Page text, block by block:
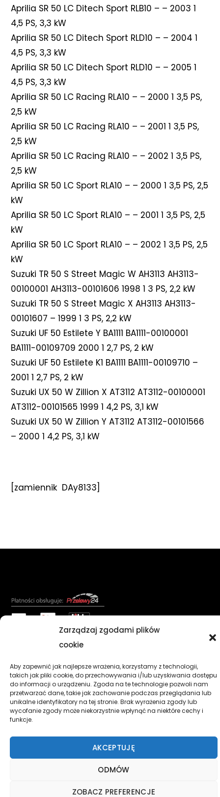
Zarządzaj zgodami plików
cookie
Aby zapewnić jak najlepsze wrażenia, korzystamy z technologii,
takich jak pliki cookie, do przechowywania i/lub uzyskiwania dostępu
do informacji o urządzeniu. Zgoda na te technologie pozwoli nam
przetwarzać dane, takie jak zachowanie podczas przeglądania lub
unikalne identyfikatory na tej stronie. Brak wyrażenia zgody lub
wycofanie zgody może niekorzystnie wpłynąć na niektóre cechy i
funkcje.
AKCEPTUJĘ
ODMÓW
ZOBACZ PREFERENCJE
Aprilia SR 50 LC Ditech Sport RLB10 – – 2003 1
4,5 PS, 3,3 kW
Aprilia SR 50 LC Ditech Sport RLD10 – – 2004 1
4,5 PS, 3,3 kW
Aprilia SR 50 LC Ditech Sport RLD10 – – 2005 1
4,5 PS, 3,3 kW
Aprilia SR 50 LC Racing RLA10 – – 2000 1 3,5 PS,
2,5 kW
Aprilia SR 50 LC Racing RLA10 – – 2001 1 3,5 PS,
2,5 kW
Aprilia SR 50 LC Racing RLA10 – – 2002 1 3,5 PS,
2,5 kW
Aprilia SR 50 LC Sport RLA10 – – 2000 1 3,5 PS, 2,5
kW
Aprilia SR 50 LC Sport RLA10 – – 2001 1 3,5 PS, 2,5
kW
Aprilia SR 50 LC Sport RLA10 – – 2002 1 3,5 PS, 2,5
kW
Suzuki TR 50 S Street Magic W AH3113 AH3113-
00100001 AH3113-00101606 1998 1 3 PS, 2,2 kW
Suzuki TR 50 S Street Magic X AH3113 AH3113-
00101607 – 1999 1 3 PS, 2,2 kW
Suzuki UF 50 Estilete Y BA1111 BA1111-00100001
BA1111-00109709 2000 1 2,7 PS, 2 kW
Suzuki UF 50 Estilete K1 BA1111 BA1111-00109710 –
2001 1 2,7 PS, 2 kW
Suzuki UX 50 W Zillion X AT3112 AT3112-00100001
AT3112-00101565 1999 1 4,2 PS, 3,1 kW
Suzuki UX 50 W Zillion Y AT3112 AT3112-00101566
– 2000 1 4,2 PS, 3,1 kW
[zamiennik DAy8133]
OLEJE SMARY CHEMIA PŁYNY
Regulamin
Kontakt Koszyk
Wykonujemy naprawy motocykli, skuterów, quadów
wszystkich popularnych marek. Oferujemy szeroki zakres
akcesoriów niezbędnych każdemu motocykliście.
MOTOSTODOŁA 2022- Wszelkie prawa zastrzeżone.